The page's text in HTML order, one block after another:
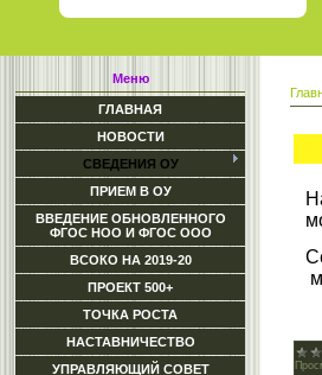
Меню
ГЛАВНАЯ
НОВОСТИ
СВЕДЕНИЯ ОУ
ПРИЕМ В ОУ
ВВЕДЕНИЕ ОБНОВЛЕННОГО
ФГОС НОО И ФГОС ООО
ВСОКО НА 2019-20
ПРОЕКТ 500+
ТОЧКА РОСТА
НАСТАВНИЧЕСТВО
УПРАВЛЯЮЩИЙ СОВЕТ